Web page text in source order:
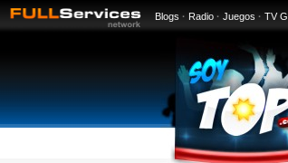
Blogs · Radio · Juegos · TV